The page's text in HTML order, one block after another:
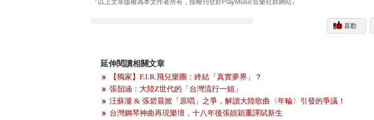
『以上文章版權為本文作者所有，授權刊登於PlayMusic音樂社群網站』
喜歡
延伸閱讀相關文章
【獨家】F.I.R.飛兒樂團：終結「真實夢界」？
張韶涵：大陸Z世代的「台灣流行一姐」
汪蘇瀧 & 張碧晨掀「原唱」之爭，解讀大陸歌曲〈年輪〉引發的爭議！
台灣鋼琴神曲再現樂壇，十八年後張靚穎重譯賦新生